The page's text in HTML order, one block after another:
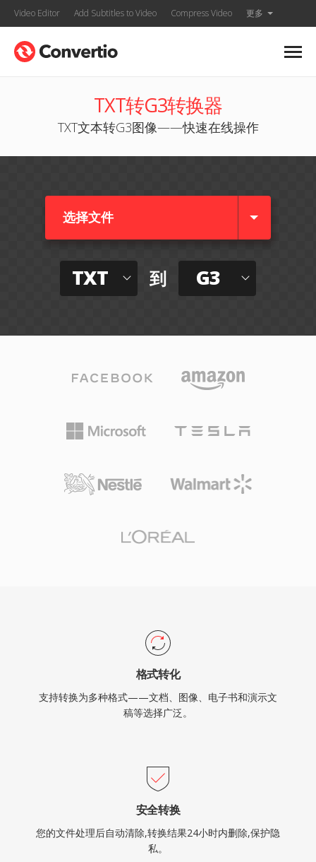
Video Editor Add Subtitles to Video Compress Video 更多
TXT转G3转换器
TXT文本转G3图像——快速在线操作
选择文件
TXT 到 G3
格式转化
支持转换为多种格式——文档、图像、电子书和演示文
稿等选择广泛。
安全转换
您的文件处理后自动清除,转换结果24小时内删除,保护隐
私。